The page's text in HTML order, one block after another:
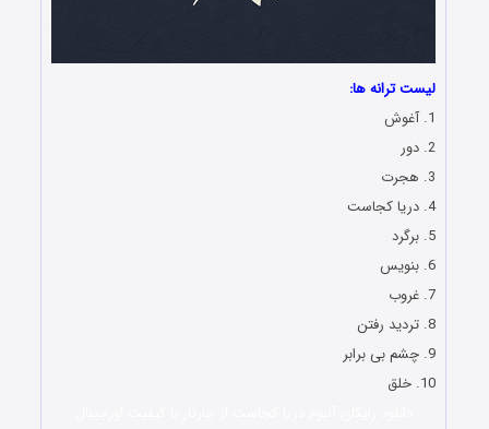
لیست ترانه ها:
1. آغوش
2. دور
3. هجرت
4. دریا کجاست
5. برگرد
6. بنویس
7. غروب
8. تردید رفتن
9. چشم بی برابر
10. خلق